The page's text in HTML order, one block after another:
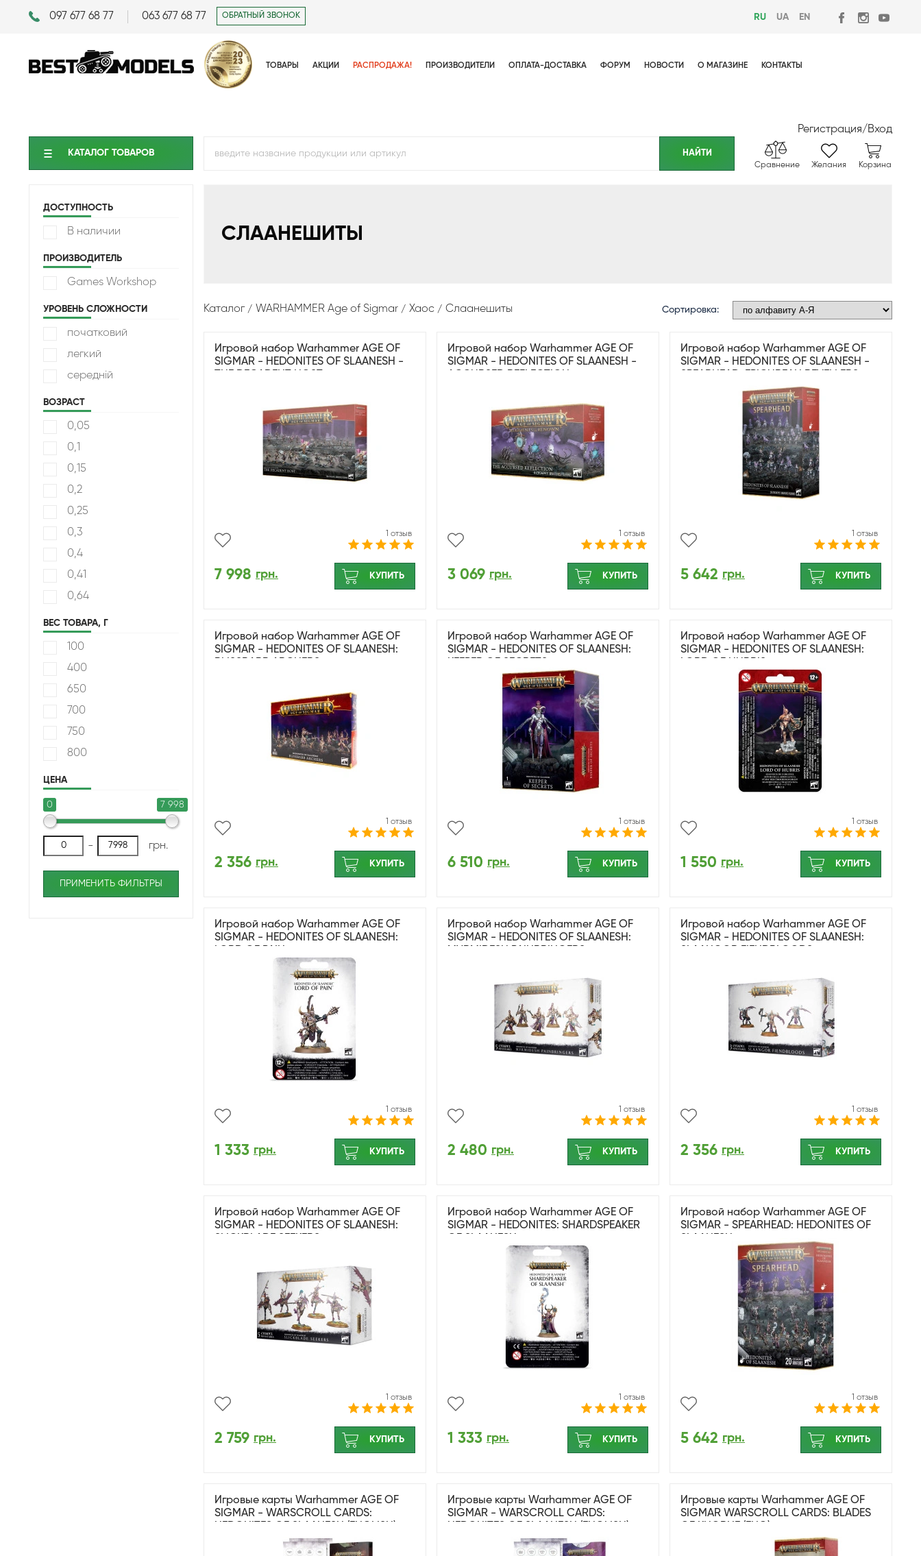
097 677 68 77 063 677 68 77 ОБРАТНЫЙ ЗВОНОК RU UA EN
ТОВАРЫ АКЦИИ РАСПРОДАЖА! ПРОИЗВОДИТЕЛИ ОПЛАТА-ДОСТАВКА ФОРУМ НОВОСТИ О МАГАЗИНЕ КОНТАКТЫ
Регистрация/Вход
КАТАЛОГ ТОВАРОВ
Сравнение Желания Корзина
ДОСТУПНОСТЬ
В наличии
ПРОИЗВОДИТЕЛЬ
Games Workshop
УРОВЕНЬ СЛОЖНОСТИ
початковий
легкий
середній
ВОЗРАСТ
0,05
0,1
0,15
0,2
0,25
0,3
0,4
0,41
0,64
ВЕС ТОВАРА, Г
100
400
650
700
750
800
ЦЕНА
0 7 998
- грн.
ПРИМЕНИТЬ ФИЛЬТРЫ
СЛААНЕШИТЫ
Каталог WARHAMMER Age of Sigmar Хаос Слаанешиты Сортировка:
Игровой набор Warhammer AGE OF
SIGMAR - HEDONITES OF SLAANESH -
1 отзыв
7 998 грн. КУПИТЬ
Игровой набор Warhammer AGE OF
SIGMAR - HEDONITES OF SLAANESH -
1 отзыв
3 069 грн. КУПИТЬ
Игровой набор Warhammer AGE OF
SIGMAR - HEDONITES OF SLAANESH -
1 отзыв
5 642 грн. КУПИТЬ
Игровой набор Warhammer AGE OF
SIGMAR - HEDONITES OF SLAANESH:
1 отзыв
2 356 грн. КУПИТЬ
Игровой набор Warhammer AGE OF
SIGMAR - HEDONITES OF SLAANESH:
1 отзыв
6 510 грн. КУПИТЬ
Игровой набор Warhammer AGE OF
SIGMAR - HEDONITES OF SLAANESH:
1 отзыв
1 550 грн. КУПИТЬ
Игровой набор Warhammer AGE OF
SIGMAR - HEDONITES OF SLAANESH:
1 отзыв
1 333 грн. КУПИТЬ
Игровой набор Warhammer AGE OF
SIGMAR - HEDONITES OF SLAANESH:
1 отзыв
2 480 грн. КУПИТЬ
Игровой набор Warhammer AGE OF
SIGMAR - HEDONITES OF SLAANESH:
1 отзыв
2 356 грн. КУПИТЬ
Игровой набор Warhammer AGE OF
SIGMAR - HEDONITES OF SLAANESH:
1 отзыв
2 759 грн. КУПИТЬ
Игровой набор Warhammer AGE OF
SIGMAR - HEDONITES: SHARDSPEAKER
1 отзыв
1 333 грн. КУПИТЬ
Игровой набор Warhammer AGE OF
SIGMAR - SPEARHEAD: HEDONITES OF
1 отзыв
5 642 грн. КУПИТЬ
Игровые карты Warhammer AGE OF
SIGMAR - WARSCROLL CARDS:
Игровые карты Warhammer AGE OF
SIGMAR - WARSCROLL CARDS:
Игровые карты Warhammer AGE OF
SIGMAR WARSCROLL CARDS: BLADES